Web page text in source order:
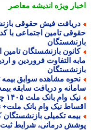
ویژهاندیشه معاصر
تامین اجتماعی با کد
بازنشستگان تامین
مشاهده سوابق بیمه
و دریافت سابقه بیمه
نیک
نیک وام بانک ملت+
درمانی، شرایط ثبت